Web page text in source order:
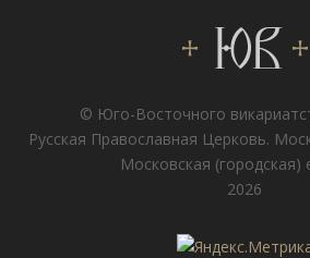
© Юго-Восточного
Русская Православная Церковь.
Московская (городская)
2026